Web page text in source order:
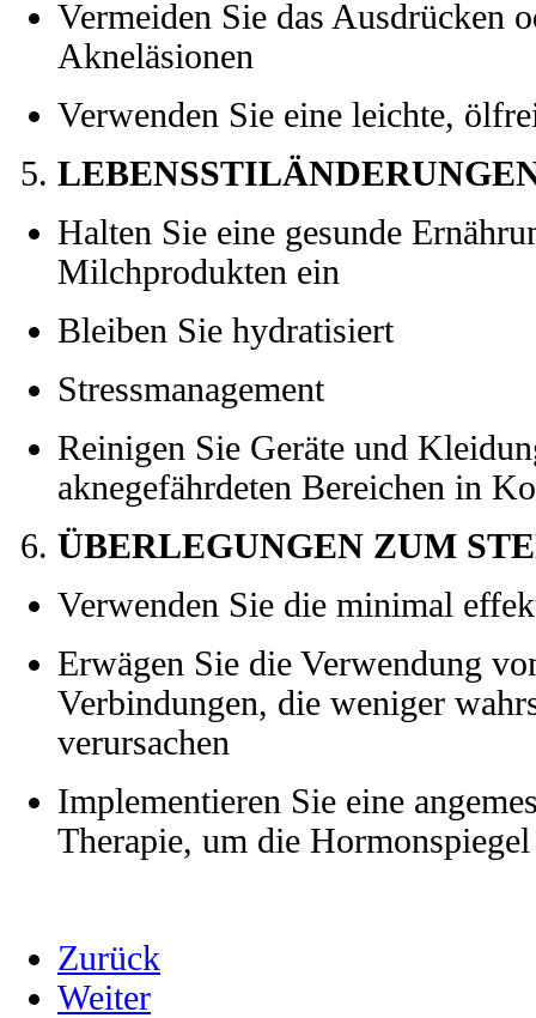
Vermeiden Sie das Ausdrücken
Akneläsionen
Verwenden Sie eine leichte,
Halten Sie eine gesunde
Milchprodukten ein
Bleiben Sie hydratisiert
Stressmanagement
Reinigen Sie Geräte und
aknegefährdeten Bereichen in
ÜBERLEGUNGEN ZUM
Verwenden Sie die minimal
Erwägen Sie die Verwendung
Verbindungen, die weniger
verursachen
Implementieren Sie eine
Therapie, um die
Zurück
Weiter